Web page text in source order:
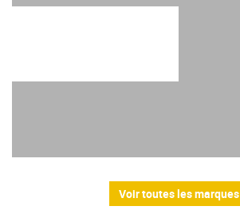
Voir toutes les marques